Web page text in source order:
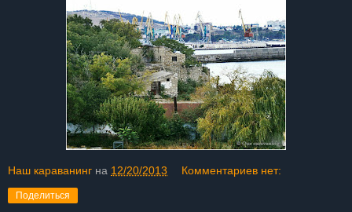
Наш караванинг на 12/20/2013 Комментариев нет:
Поделиться